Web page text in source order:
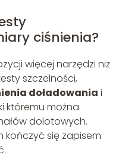
ciśnienia?
więcej narzędzi niż
szczelności,
doładowania i
któremu można
dolotowych.
kończyć się zapisem